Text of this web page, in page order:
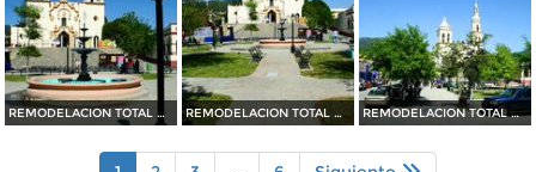
REMODELACION TOTAL DE PLAZA OCAMPO (2010) REMODELACION TOTAL DE PLAZA OCAMPO (2010) REMODELACION TOTAL DE PLAZA OCAMPO (2010)